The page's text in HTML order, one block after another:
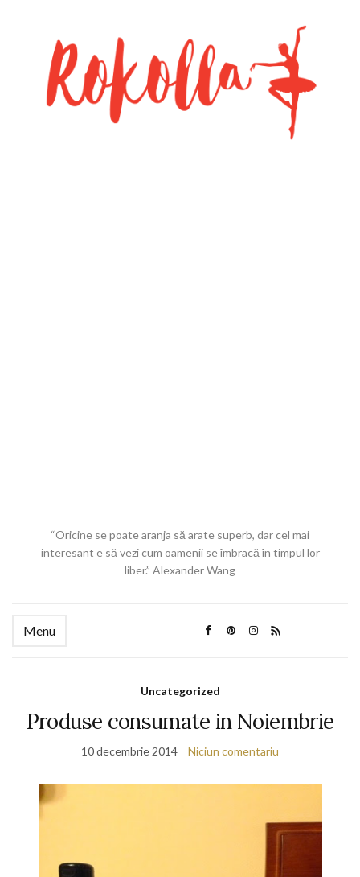
“Oricine se poate aranja să arate superb, dar cel mai
interesant e să vezi cum oamenii se îmbracă în timpul lor
liber.” Alexander Wang
Menu
Uncategorized
Produse consumate in Noiembrie
10 decembrie 2014 Niciun comentariu